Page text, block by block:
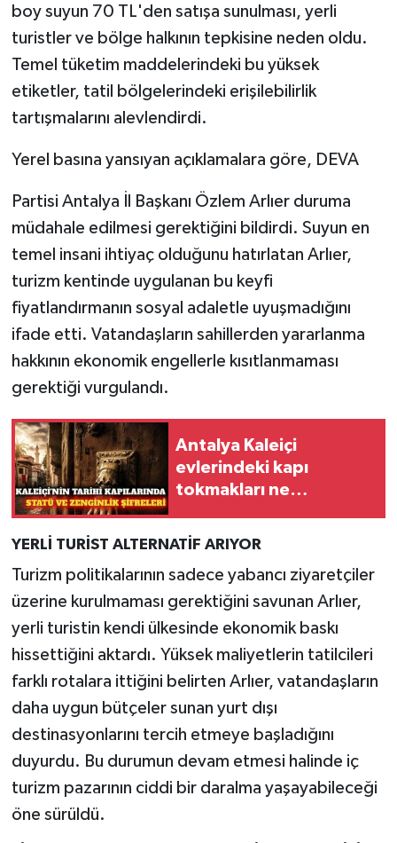
boy suyun 70 TL'den satışa sunulması, yerli
turistler ve bölge halkının tepkisine neden oldu.
Temel tüketim maddelerindeki bu yüksek
etiketler, tatil bölgelerindeki erişilebilirlik
tartışmalarını alevlendirdi.
Yerel basına yansıyan açıklamalara göre, DEVA
Partisi Antalya İl Başkanı Özlem Arlıer duruma
müdahale edilmesi gerektiğini bildirdi. Suyun en
temel insani ihtiyaç olduğunu hatırlatan Arlıer,
turizm kentinde uygulanan bu keyfi
fiyatlandırmanın sosyal adaletle uyuşmadığını
ifade etti. Vatandaşların sahillerden yararlanma
hakkının ekonomik engellerle kısıtlanmaması
gerektiği vurgulandı.
Antalya Kaleiçi
evlerindeki kapı
tokmakları ne
YERLİ TURİST ALTERNATİF ARIYOR
Turizm politikalarının sadece yabancı ziyaretçiler
üzerine kurulmaması gerektiğini savunan Arlıer,
yerli turistin kendi ülkesinde ekonomik baskı
hissettiğini aktardı. Yüksek maliyetlerin tatilcileri
farklı rotalara ittiğini belirten Arlıer, vatandaşların
daha uygun bütçeler sunan yurt dışı
destinasyonlarını tercih etmeye başladığını
duyurdu. Bu durumun devam etmesi halinde iç
turizm pazarının ciddi bir daralma yaşayabileceği
öne sürüldü.